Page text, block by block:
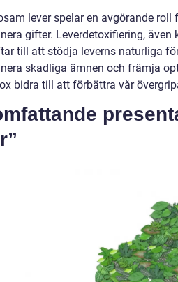
lever spelar en avgörande
gifter. Leverdetoxifiering, även
till att stödja leverns naturliga
skadliga ämnen och främja
bidra till att förbättra vår